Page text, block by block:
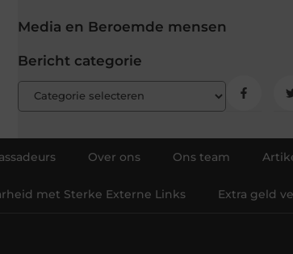
Media en Beroemde mensen
Bericht categorie
Over ons Ons team
met Sterke Externe Links Extra geld